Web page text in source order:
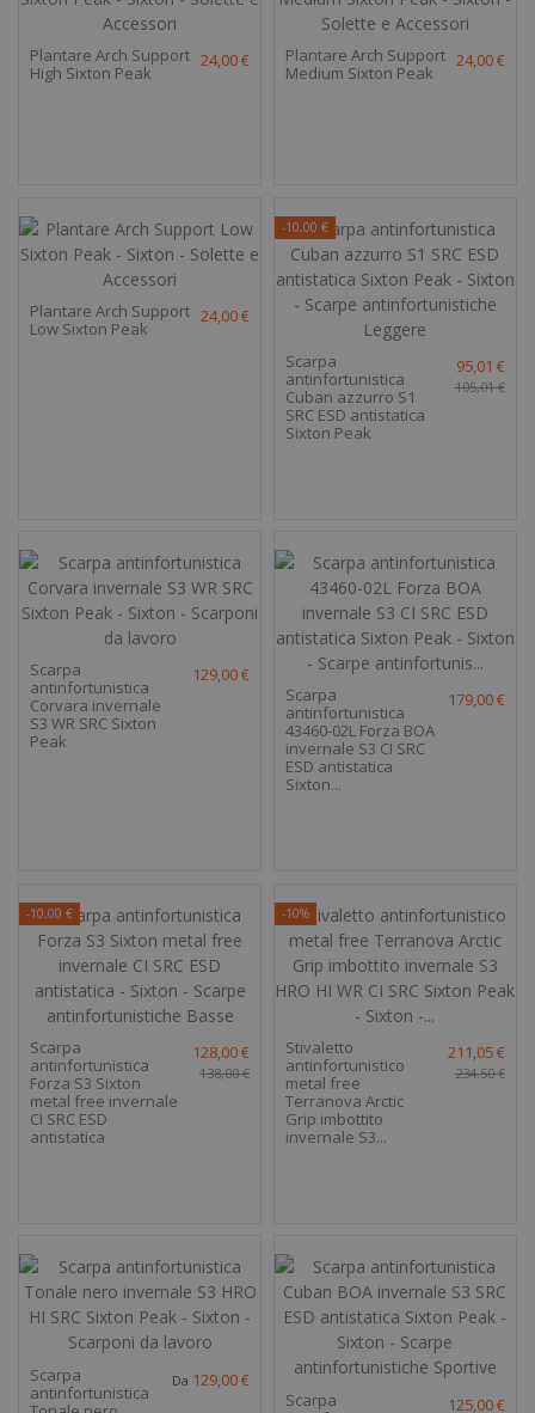
Plantare Arch Support
High Sixton Peak
24,00 €
Plantare Arch Support
Medium Sixton Peak
24,00 €
Plantare Arch Support
Low Sixton Peak
24,00 €
-10,00 €
Scarpa
antinfortunistica
Cuban azzurro S1
SRC ESD antistatica
Sixton Peak
95,01 €
105,01 €
Scarpa
antinfortunistica
Corvara invernale
S3 WR SRC Sixton
Peak
129,00 €
Scarpa
antinfortunistica
43460-02L Forza BOA
invernale S3 CI SRC
ESD antistatica
Sixton...
179,00 €
-10,00 €
Scarpa
antinfortunistica
Forza S3 Sixton
metal free invernale
CI SRC ESD
antistatica
128,00 €
138,00 €
-10%
Stivaletto
antinfortunistico
metal free
Terranova Arctic
Grip imbottito
invernale S3...
211,05 €
234,50 €
Scarpa
antinfortunistica
Da 129,00 €
Scarpa
125,00 €